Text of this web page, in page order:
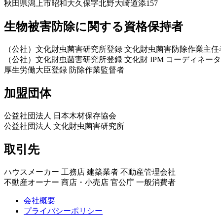
秋田県潟上市昭和大久保字北野大崎道添157
生物被害防除に関する資格保持者
（公社）文化財虫菌害研究所登録 文化財虫菌害防除作業主任
（公社）文化財虫菌害研究所登録 文化財 IPM コーディネータ
厚生労働大臣登録 防除作業監督者
加盟団体
公益社団法人 日本木材保存協会
公益社団法人 文化財虫菌害研究所
取引先
ハウスメーカー 工務店 建築業者 不動産管理会社
不動産オーナー 商店・小売店 官公庁 一般消費者
会社概要
プライバシーポリシー